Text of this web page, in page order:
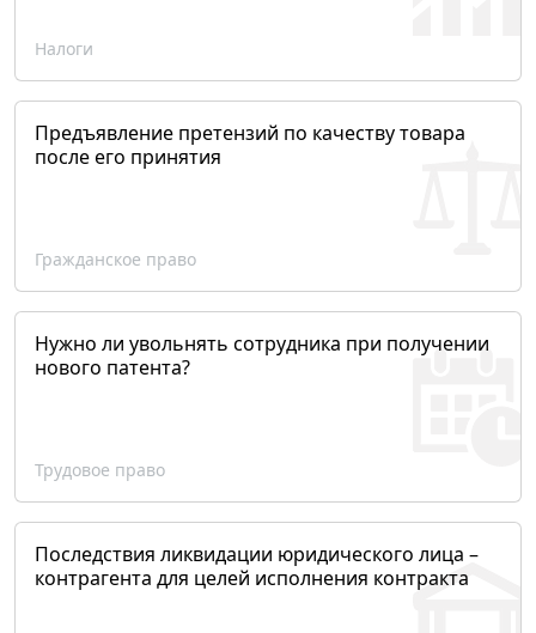
Налоги
Предъявление претензий по качеству товара
после его принятия
Гражданское право
Нужно ли увольнять сотрудника при получении
нового патента?
Трудовое право
Последствия ликвидации юридического лица –
контрагента для целей исполнения контракта